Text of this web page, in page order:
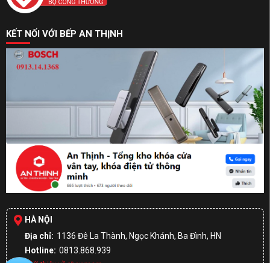
KẾT NỐI VỚI BẾP AN THỊNH
HÀ NỘI
Địa chỉ: 1136 Đê La Thành, Ngọc Khánh, Ba Đình, HN
Hotline: 0813.868.939